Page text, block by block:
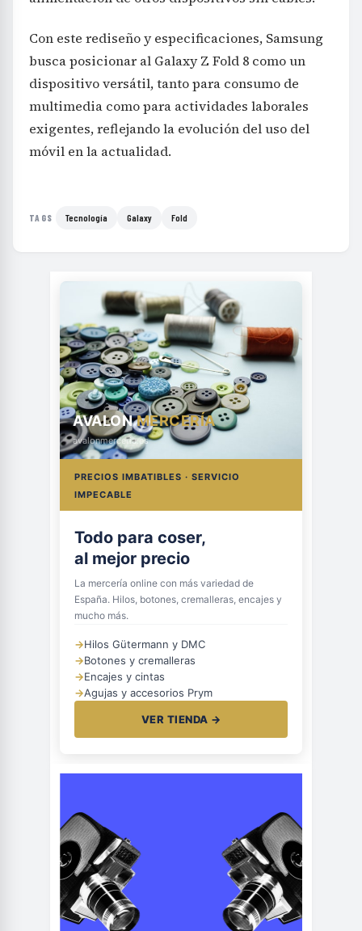
Con este rediseño y especificaciones, Samsung
busca posicionar al Galaxy Z Fold 8 como un
dispositivo versátil, tanto para consumo de
multimedia como para actividades laborales
exigentes, reflejando la evolución del uso del
móvil en la actualidad.
TAGS Tecnología Galaxy Fold
AVALONMERCERÍA
avalonmerceria.es
PRECIOS IMBATIBLES · SERVICIO
IMPECABLE
Todo para coser,
al mejor precio
La mercería online con más variedad de
España. Hilos, botones, cremalleras, encajes y
mucho más.
→Hilos Gütermann y DMC
→Botones y cremalleras
→Encajes y cintas
→Agujas y accesorios Prym
VER TIENDA →